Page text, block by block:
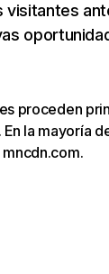
visitantes
proceden
la mayoría